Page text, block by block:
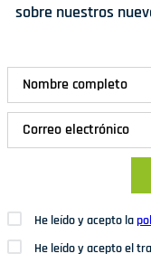
sobre nuestros
He leído y acepto la
He leído y acepto el